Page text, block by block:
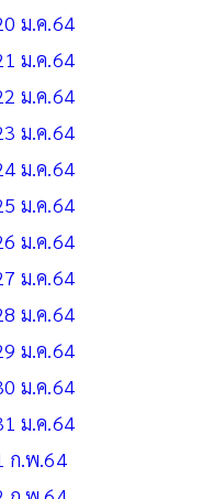
ม.ค.64
ม.ค.64
ม.ค.64
ม.ค.64
ม.ค.64
ม.ค.64
ม.ค.64
ม.ค.64
ม.ค.64
ม.ค.64
ม.ค.64
ม.ค.64
ก.พ.64